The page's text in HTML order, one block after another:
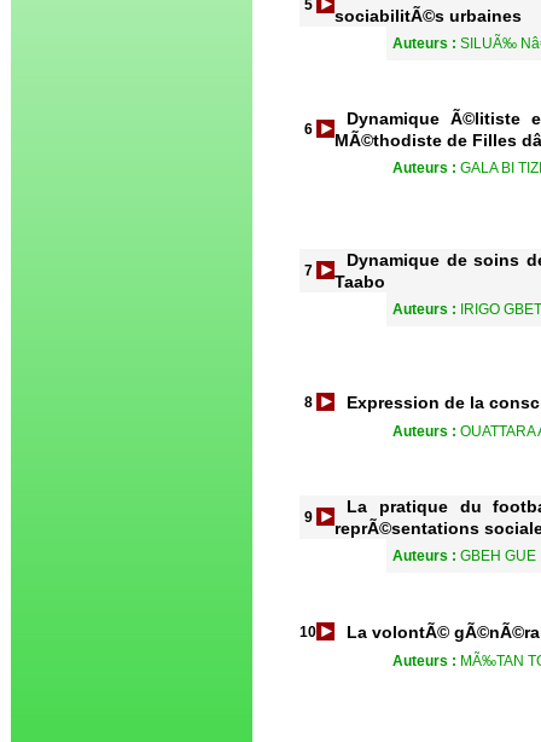
5
sociabilitÃ©s urbaines
Auteurs : SILUÃ‰
6
Dynamique Ã©litiste
MÃ©thodiste de Filles
Auteurs : GALA BI
7
Dynamique de soins
Taabo
Auteurs : IRIGO
8 Expression de la
Auteurs :
9
La pratique du
reprÃ©sentations
Auteurs : GBEH GUE
10 La volontÃ©
Auteurs : MÃ‰TAN